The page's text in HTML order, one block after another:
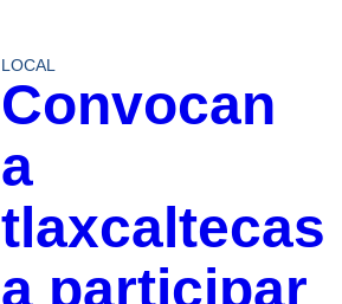
LOCAL
Convocan
a
tlaxcaltecas
a participar